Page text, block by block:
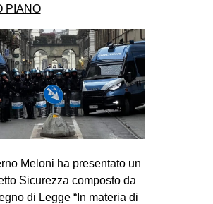
PIANO
Meloni ha presentato un
Sicurezza composto da
di Legge “In materia di